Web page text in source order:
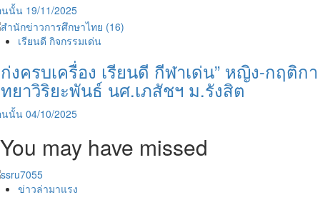
นนั้น 19/11/2025
เรียนดี กิจกรรมเด่น
ก่งครบเครื่อง เรียนดี กีฬาเด่น” หญิง-กฤติกา
ยาวิริยะพันธ์ นศ.เภสัชฯ ม.รังสิต
นนั้น 04/10/2025
You may have missed
ข่าวล่ามาแรง